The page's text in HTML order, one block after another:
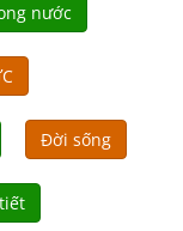
nước
Đời sống